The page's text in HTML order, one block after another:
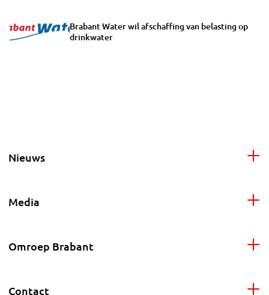
Brabant Water wil afschaffing van belasting op
drinkwater
Nieuws
Media
Omroep Brabant
Contact